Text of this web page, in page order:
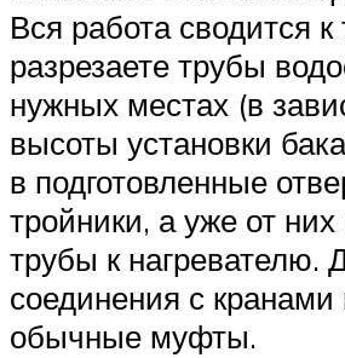
Вся работа сводится
разрезаете трубы
нужных местах (в
высоты установки
в подготовленные
тройники, а уже от
трубы к нагревателю.
соединения с кранами
обычные муфты.